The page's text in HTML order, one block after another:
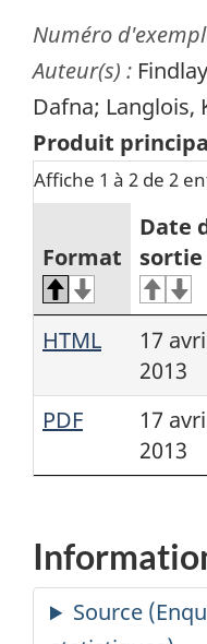
Numéro
Auteur(s) :
Dafna; Langlois,
Produit
Affiche 1 à 2 de 2
Format
Date
sortie
HTML
17
2013
PDF
17
2013